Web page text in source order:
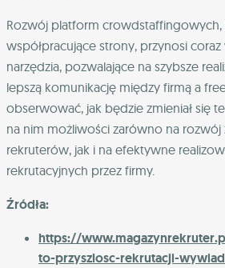
Rozwój platform crowdstaffingowych,
współpracujące strony, przynosi
narzędzia, pozwalające na szybsze
lepszą komunikację między firmą a
obserwować, jak będzie zmieniał się
na nim możliwości zarówno na
rekruterów, jak i na efektywne
rekrutacyjnych przez firmy.
Źródła:
https://
to-przyszlosc-rekrutacji-